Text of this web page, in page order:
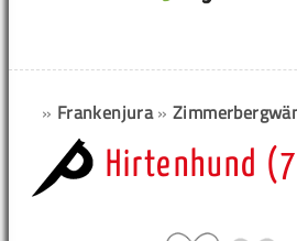
» Frankenjura»
Hirtenhund